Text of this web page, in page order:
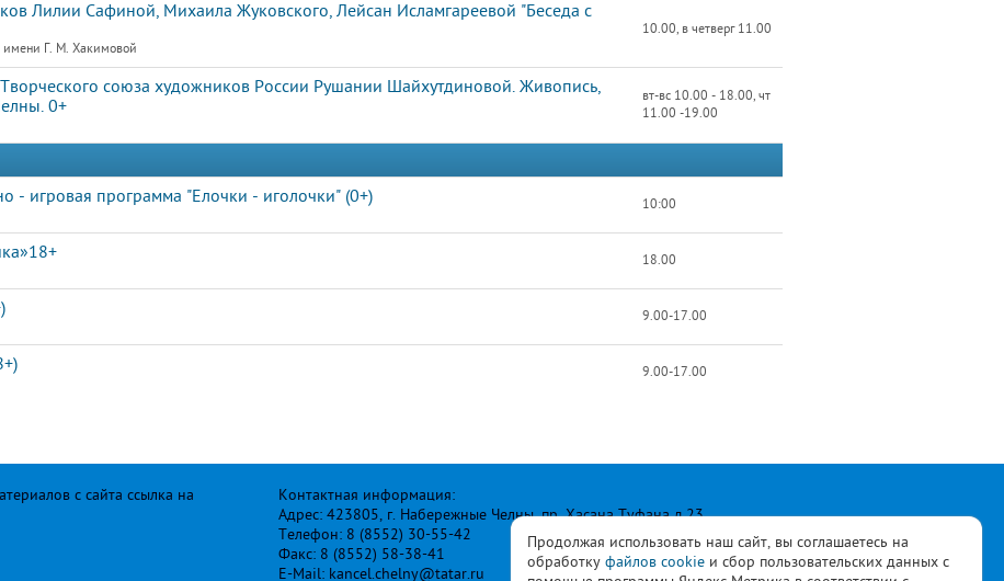
Продолжая использовать наш сайт, вы соглашаетесь на
обработку файлов cookie и сбор пользовательских данных с
Лилии Сафиной, Михаила Жуковского, Лейсан Исламгареевой "Беседа с
имени Г. М. Хакимовой
10.00, в четверг 11.00
союза художников России Рушании Шайхутдиновой. Живопись,
0+
вт-вс 10.00 - 18.00, чт
11.00 -19.00
- игровая программа "Елочки - иголочки" (0+)
10:00
18.00
9.00-17.00
9.00-17.00
с сайта ссылка на
Контактная информация:
Адрес: 423805, г. Набережные Челны, пр. Хасана Туфана д.23
Телефон: 8 (8552) 30-55-42
Факс: 8 (8552) 58-38-41
E-Mail: kancel.chelny@tatar.ru